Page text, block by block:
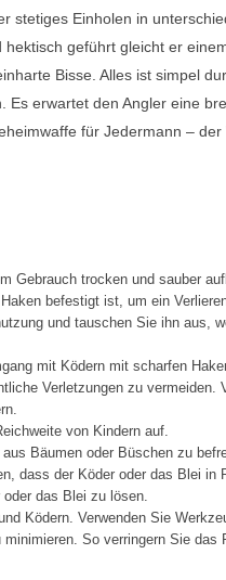
stetiges Einholen in
geführt gleicht er
Bisse. Alles ist simpel
Es erwartet den Angler eine
für Jedermann – der
Gebrauch trocken und sauber
befestigt ist, um ein
und tauschen Sie ihn aus,
mit Ködern mit scharfen
Verletzungen zu vermeiden.
von Kindern auf.
Bäumen oder Büschen zu
dass der Köder oder das Blei in
oder das Blei zu lösen.
Ködern. Verwenden Sie
So verringern Sie das